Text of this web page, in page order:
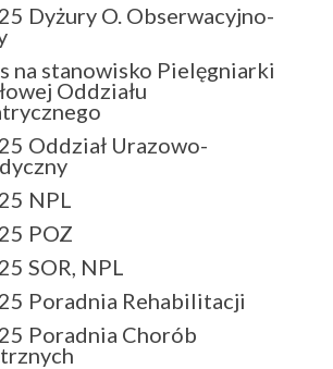
Dyżury O. Obserwacyjno-
na stanowisko Pielęgniarki
Oddziału
Oddział Urazowo-
NPL
POZ
SOR, NPL
Poradnia Rehabilitacji
Poradnia Chorób